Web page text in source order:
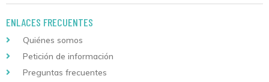
ENLACES FRECUENTES
Quiénes somos
Petición de información
Preguntas frecuentes